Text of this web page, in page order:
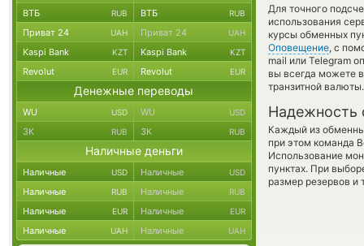
Для точного
использования
курсы обменных
Оповещение, с
mail или Telegram
вы всегда можете
транзитной валюты.
Надежность
Каждый из
при этом команда
Использование
пунктах. При
размер резервов и
ВТБ RUB ВТБ RUB
Приват 24 UAH Приват 24 UAH
Kaspi Bank KZT Kaspi Bank KZT
Revolut EUR Revolut EUR
Денежные переводы
WU USD WU USD
ЗК RUB ЗК RUB
Наличные деньги
Наличные USD Наличные USD
Наличные RUB Наличные RUB
Наличные EUR Наличные EUR
Наличные UAH Наличные UAH